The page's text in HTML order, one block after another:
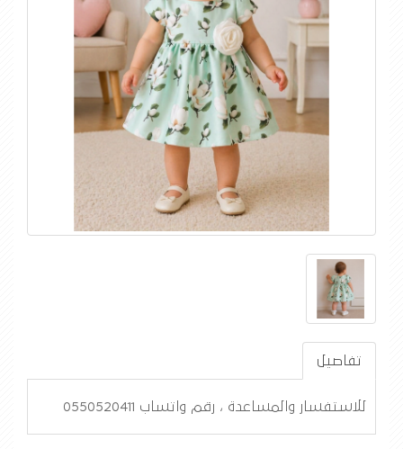
تفاصيل
للاستفسار والمساعدة ، رقم واتساب 0550520411